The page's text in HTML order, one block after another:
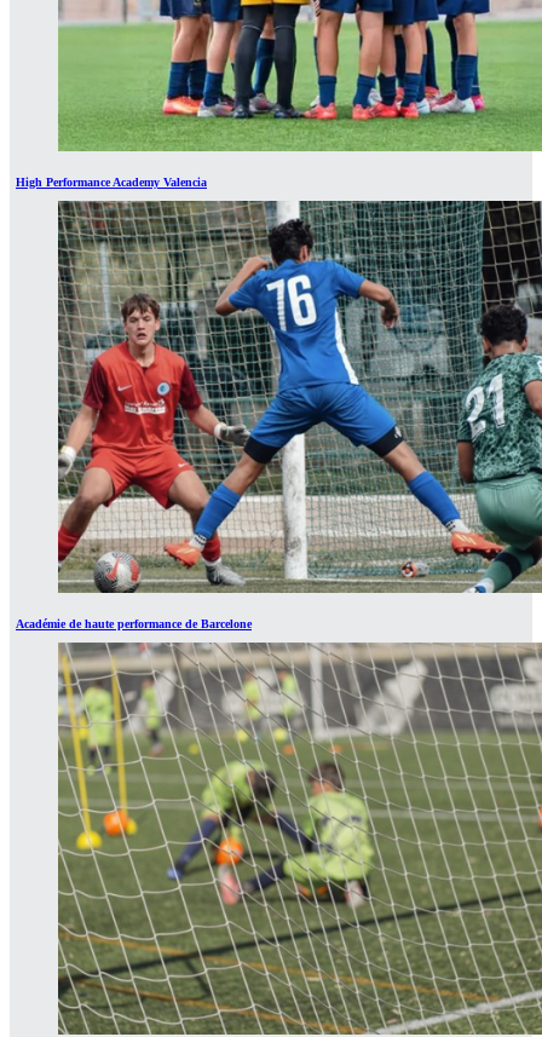
High Performance Academy Valencia
Académie de haute performance de Barcelone